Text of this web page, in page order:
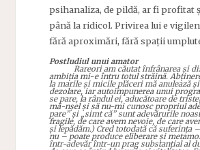
psihanaliza, de pildă, ar fi profitat
până la ridicol. Privirea lui e
fără aproximări, fără spații
Postludiul unui amator
Rareori am căutat înfrânarea și
ambiția mi-e întru totul străină.
la marile și micile plăceri mă anulează
dezolare, iar autoimpunerea unui
se pare, la rândul ei, aducătoare de
mă-nșel și să nu-mi cunosc propriul
pare” și „simt că” sunt adevărurile
fragile, de care avem nevoie, de care
și lepădăm.) Cred totodată că suferința
nu – poate produce eliberare și
într-adevăr într-un prag substanțial al